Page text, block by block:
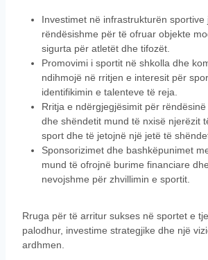
Investimet në infrastrukturën sportive
rëndësishme për të ofruar objekte
sigurta për atletët dhe tifozët.
Promovimi i sportit në shkolla dhe
ndihmojë në rritjen e interesit për
identifikimin e talenteve të reja.
Rritja e ndërgjegjësimit për
dhe shëndetit mund të nxisë njerëzit
sport dhe të jetojnë një jetë të
Sponsorizimet dhe bashkëpunimet
mund të ofrojnë burime financiare
nevojshme për zhvillimin e sportit.
Rruga për të arritur sukses në sportet e
palodhur, investime strategjike dhe një
ardhmen.